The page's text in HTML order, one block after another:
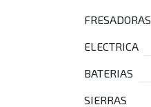
FRESADORAS
ELECTRICA
BATERIAS
SIERRAS